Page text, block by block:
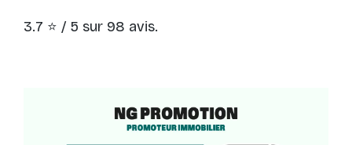
3.7 ⭐ / 5 sur 98 avis.